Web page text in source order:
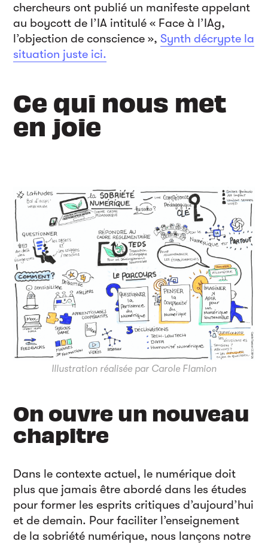
chercheurs ont publié un manifeste appelant
au boycott de l’IA intitulé « Face à l’IAg,
l’objection de conscience »,Synth décrypte la
situation juste ici.
Ce qui nous met
en joie
Illustration réalisée par Carole Flamion
On ouvre un nouveau
chapitre
Dans le contexte actuel, le numérique doit
plus que jamais être abordé dans les études
pour former les esprits critiques d’aujourd’hui
et de demain. Pour faciliter l’enseignement
de la sobriété numérique, nous lançons notre